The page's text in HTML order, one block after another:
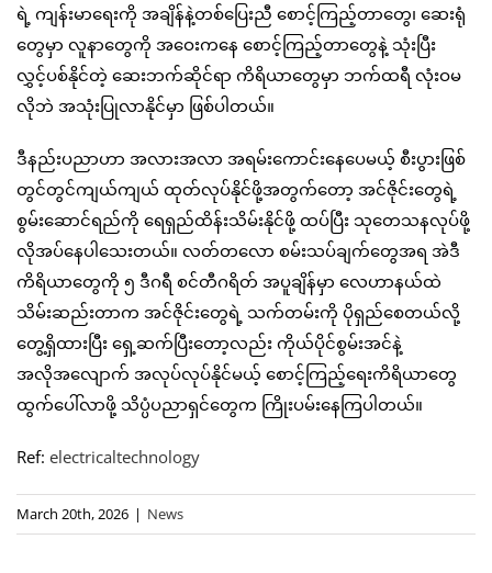
ရဲ့ ကျန်းမာရေးကို အချိန်နဲ့တစ်ပြေးညီ စောင့်ကြည့်တာတွေ၊ ဆေးရုံ
တွေမှာ လူနာတွေကို အဝေးကနေ စောင့်ကြည့်တာတွေနဲ့ သုံးပြီး
လွှင့်ပစ်နိုင်တဲ့ ဆေးဘက်ဆိုင်ရာ ကိရိယာတွေမှာ ဘက်ထရီ လုံးဝမ
လိုဘဲ အသုံးပြုလာနိုင်မှာ ဖြစ်ပါတယ်။
ဒီနည်းပညာဟာ အလားအလာ အရမ်းကောင်းနေပေမယ့် စီးပွားဖြစ်
တွင်တွင်ကျယ်ကျယ် ထုတ်လုပ်နိုင်ဖို့အတွက်တော့ အင်ဇိုင်းတွေရဲ့
စွမ်းဆောင်ရည်ကို ရေရှည်ထိန်းသိမ်းနိုင်ဖို့ ထပ်ပြီး သုတေသနလုပ်ဖို့
လိုအပ်နေပါသေးတယ်။ လတ်တလော စမ်းသပ်ချက်တွေအရ အဲဒီ
ကိရိယာတွေကို ၅ ဒီဂရီ စင်တီဂရိတ် အပူချိန်မှာ လေဟာနယ်ထဲ
သိမ်းဆည်းတာက အင်ဇိုင်းတွေရဲ့ သက်တမ်းကို ပိုရှည်စေတယ်လို့
တွေ့ရှိထားပြီး ရှေ့ဆက်ပြီးတော့လည်း ကိုယ်ပိုင်စွမ်းအင်နဲ့
အလိုအလျောက် အလုပ်လုပ်နိုင်မယ့် စောင့်ကြည့်ရေးကိရိယာတွေ
ထွက်ပေါ်လာဖို့ သိပ္ပံပညာရှင်တွေက ကြိုးပမ်းနေကြပါတယ်။
Ref: electricaltechnology
March 20th, 2026 | News